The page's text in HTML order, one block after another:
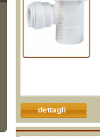
dettagli